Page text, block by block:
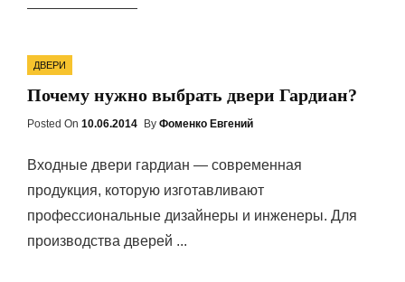
Categories
ДВЕРИ
Почему нужно выбрать двери Гардиан?
Posted On Posted
10.06.2014 By Фоменко Евгений
Входные двери гардиан — современная
продукция, которую изготавливают
профессиональные дизайнеры и инженеры. Для
производства дверей ...